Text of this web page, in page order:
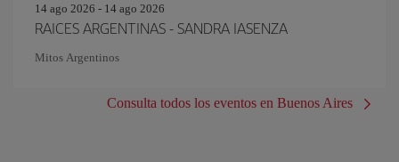
14 ago 2026 - 14 ago 2026
RAICES ARGENTINAS - SANDRA IASENZA
Mitos Argentinos
Consulta todos los eventos en Buenos Aires